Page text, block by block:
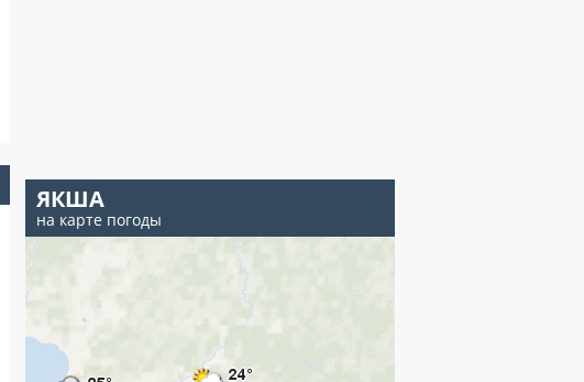
ЯКША
на карте погоды